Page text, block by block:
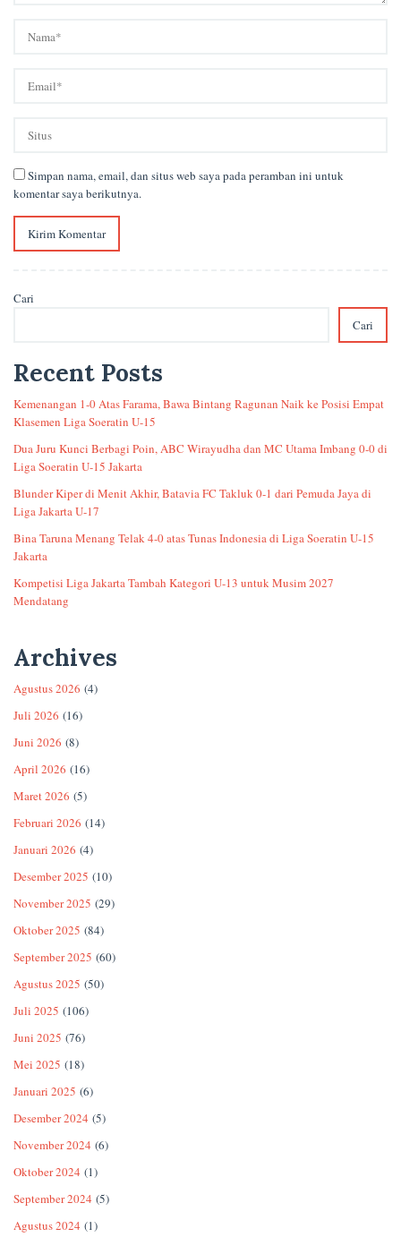
Simpan nama, email, dan situs web saya pada peramban ini untuk
komentar saya berikutnya.
Cari
Cari
Recent Posts
Kemenangan 1-0 Atas Farama, Bawa Bintang Ragunan Naik ke Posisi Empat
Klasemen Liga Soeratin U-15
Dua Juru Kunci Berbagi Poin, ABC Wirayudha dan MC Utama Imbang 0-0 di
Liga Soeratin U-15 Jakarta
Blunder Kiper di Menit Akhir, Batavia FC Takluk 0-1 dari Pemuda Jaya di
Liga Jakarta U-17
Bina Taruna Menang Telak 4-0 atas Tunas Indonesia di Liga Soeratin U-15
Jakarta
Kompetisi Liga Jakarta Tambah Kategori U-13 untuk Musim 2027
Mendatang
Archives
Agustus 2026 (4)
Juli 2026 (16)
Juni 2026 (8)
April 2026 (16)
Maret 2026 (5)
Februari 2026 (14)
Januari 2026 (4)
Desember 2025 (10)
November 2025 (29)
Oktober 2025 (84)
September 2025 (60)
Agustus 2025 (50)
Juli 2025 (106)
Juni 2025 (76)
Mei 2025 (18)
Januari 2025 (6)
Desember 2024 (5)
November 2024 (6)
Oktober 2024 (1)
September 2024 (5)
Agustus 2024 (1)